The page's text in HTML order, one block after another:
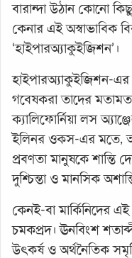
বারান্দা উঠান কোনো
কেনার এই অস্বাভাবিক
‘হাইপারঅ্যাকুইজিশন’।
হাইপারঅ্যাকুইজিশন-
গবেষকরা তাদের মতামত
ক্যালিফোর্নিয়া লস
ইলিনর ওকস-এর মতে,
প্রবণতা মানুষকে শান্তি
দুশ্চিন্তা ও মানসিক
কেনই-বা মার্কিনিদের
চমকপ্রদ। ঊনবিংশ
উৎকর্ষ ও অর্থনৈতিক